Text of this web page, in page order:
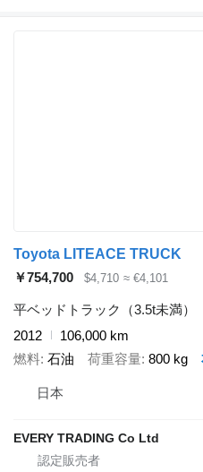
Toyota LITEACE TRUCK
￥754,700
$4,710 ≈ €4,101
平ベッドトラック（3.5t未満）
2012
106,000 km
燃料 石油 荷重容量 800 kg
日本
EVERY TRADING Co Ltd